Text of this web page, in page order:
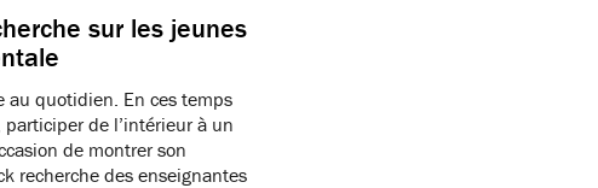
sur les jeunes
au quotidien. En ces temps
de l’intérieur à un
de montrer son
recherche des enseignantes